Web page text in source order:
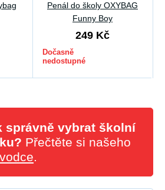
Penál do školy OXYBAG
Funny Boy
249 Kč
Dočasně
nedostupné
správně vybrat školní
Přečtěte si našeho
.